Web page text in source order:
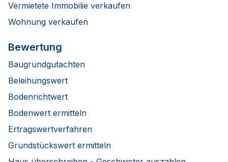
Vermietete Immobilie verkaufen
Wohnung verkaufen
Bewertung
Baugrundgutachten
Beleihungswert
Bodenrichtwert
Bodenwert ermitteln
Ertragswertverfahren
Grundstückswert ermitteln